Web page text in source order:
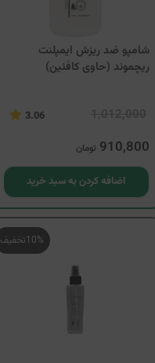
شامپو ضد ریزش ایمپلنت
ریچموند (حاوی کافئین)
3.06
910,800 تومان
اضافه کردن به سبد خرید
10%تخفیف